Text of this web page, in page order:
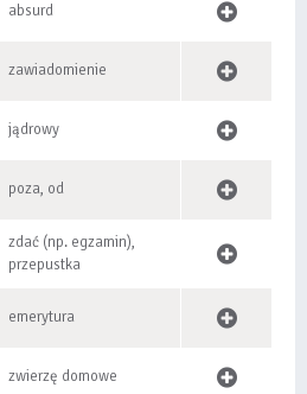
absurd
zawiadomienie
jądrowy
poza, od
zdać (np. egzamin),
przepustka
emerytura
zwierzę domowe